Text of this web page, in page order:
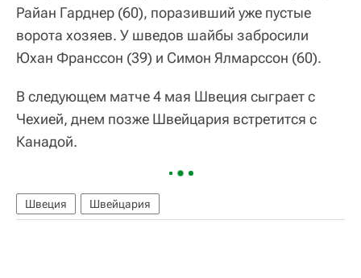
Райан Гарднер (60), поразивший уже пустые
ворота хозяев. У шведов шайбы забросили
Юхан Франссон (39) и Симон Ялмарссон (60).
В следующем матче 4 мая Швеция сыграет с
Чехией, днем позже Швейцария встретится с
Канадой.
Швеция Швейцария